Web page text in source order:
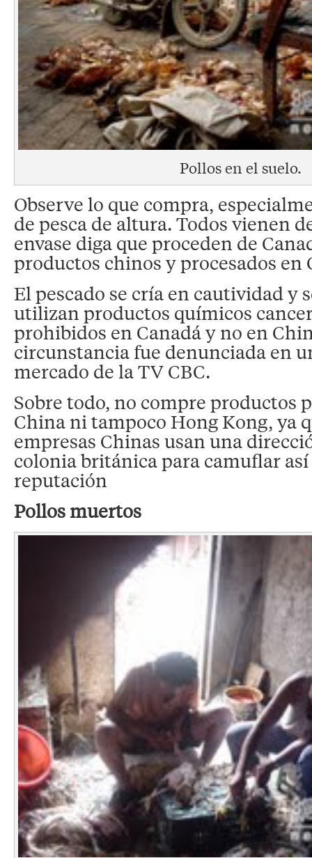
Pollos en el suelo.
Observe lo que compra,
de pesca de altura. Todos vienen
envase diga que proceden de
productos chinos y procesados en
El pescado se cría en cautividad y
utilizan productos químicos
prohibidos en Canadá y no en
circunstancia fue denunciada en
mercado de la TV CBC.
Sobre todo, no compre productos
China ni tampoco Hong Kong, ya
empresas Chinas usan una
colonia británica para camuflar así
reputación
Pollos muertos